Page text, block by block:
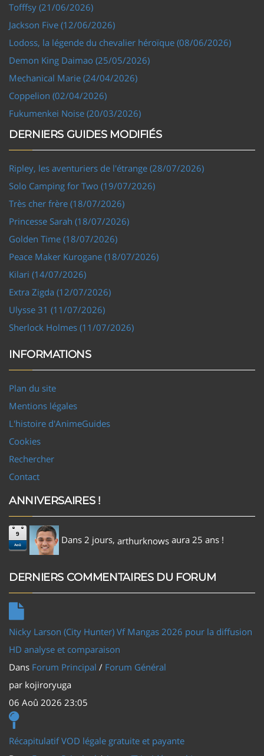
Tofffsy (21/06/2026)
Jackson Five (12/06/2026)
Lodoss, la légende du chevalier héroïque (08/06/2026)
Demon King Daimao (25/05/2026)
Mechanical Marie (24/04/2026)
Coppelion (02/04/2026)
Fukumenkei Noise (20/03/2026)
DERNIERS GUIDES MODIFIÉS
Ripley, les aventuriers de l'étrange (28/07/2026)
Solo Camping for Two (19/07/2026)
Très cher frère (18/07/2026)
Princesse Sarah (18/07/2026)
Golden Time (18/07/2026)
Peace Maker Kurogane (18/07/2026)
Kilari (14/07/2026)
Extra Zigda (12/07/2026)
Ulysse 31 (11/07/2026)
Sherlock Holmes (11/07/2026)
INFORMATIONS
Plan du site
Mentions légales
L'histoire d'AnimeGuides
Cookies
Rechercher
Contact
ANNIVERSAIRES !
9
Aoû Dans 2 jours, arthurknows aura 25 ans !
DERNIERS COMMENTAIRES DU FORUM
Nicky Larson (City Hunter) Vf Mangas 2026 pour la diffusion
HD analyse et comparaison
Dans Forum Principal / Forum Général
par kojiroryuga
06 Aoû 2026 23:05
Récapitulatif VOD légale gratuite et payante